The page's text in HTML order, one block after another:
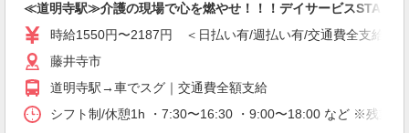
派遣社員
（株）ウィルオブ・ワークCW 天王寺支店/ms270401
時給1700円 ◆前払い・日払い・週払いOK
大阪府藤井寺市
≪道明寺駅≫介護の現場で心を燃やせ！！！デイサービスSTAFF
時給1550円〜2187円 ＜日払い有/週払い有/交通費全支給(ガ
藤井寺市
道明寺駅→車でスグ｜交通費全額支給
シフト制/休憩1h ・7:30〜16:30 ・9:00〜18:00 など ※残業